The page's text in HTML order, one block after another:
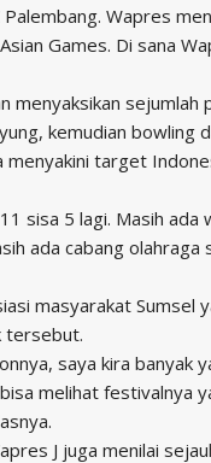
Wapres
Games. Di sana
menyaksikan sejumlah
kemudian bowling
menyakini target
sisa 5 lagi. Masih ada
ada cabang
masyarakat Sumsel
tersebut.
saya kira banyak
melihat festivalnya
J juga menilai